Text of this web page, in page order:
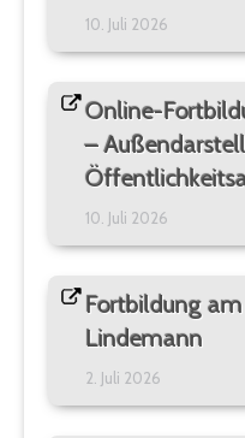
10. Juli 2026
Online-
–
10. Juli 2026
Fortbildung
Lindemann
2. Juli 2026